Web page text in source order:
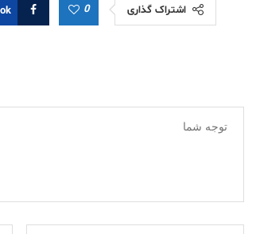
اشتراک گذاری 0